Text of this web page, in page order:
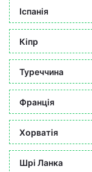
Іспанія
Кіпр
Туреччина
Франція
Хорватія
Шрі Ланка